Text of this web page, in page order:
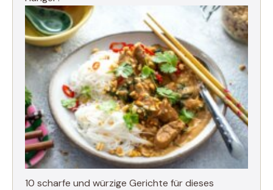
10 scharfe und würzige Gerichte für dieses